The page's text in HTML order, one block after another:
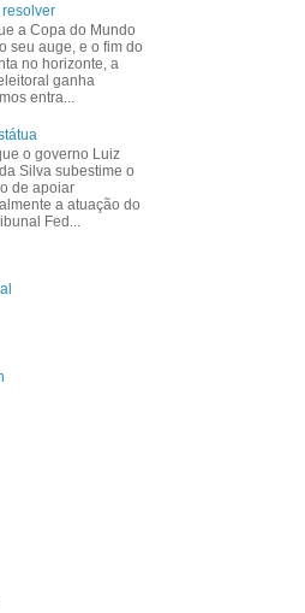
a Copa do Mundo
seu auge, e o fim do
no horizonte, a
ganha
entra...
o governo Luiz
Silva subestime o
de apoiar
a atuação do
Fed...